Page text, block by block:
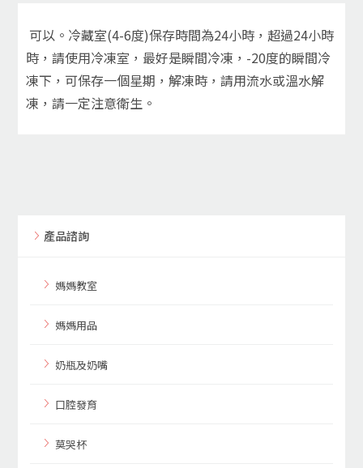
可以。冷藏室(4-6度)保存時間為24小時，超過24小時
時，請使用冷凍室，最好是瞬間冷凍，-20度的瞬間冷
凍下，可保存一個星期，解凍時，請用流水或溫水解
凍，請一定注意衛生。
產品諮詢
媽媽教室
媽媽用品
奶瓶及奶嘴
口腔發育
莫哭杯